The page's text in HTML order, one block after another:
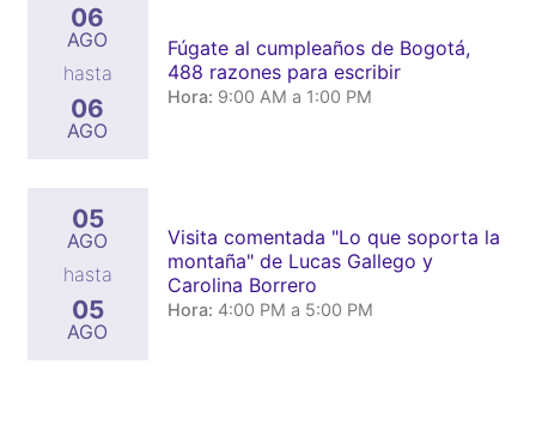
06
AGO
hasta
06
AGO
Fúgate al cumpleaños de Bogotá,
488 razones para escribir
Hora: 9:00 AM a 1:00 PM
05
AGO
hasta
05
AGO
Visita comentada "Lo que soporta la
montaña" de Lucas Gallego y
Carolina Borrero
Hora: 4:00 PM a 5:00 PM